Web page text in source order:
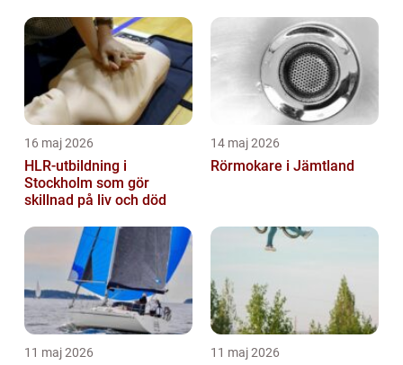
16 maj 2026
HLR-utbildning i
Stockholm som gör
skillnad på liv och död
14 maj 2026
Rörmokare i Jämtland
11 maj 2026 11 maj 2026